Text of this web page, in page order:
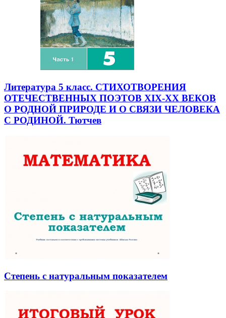
Литература 5 класс. СТИХОТВОРЕНИЯ
ОТЕЧЕСТВЕННЫХ ПОЭТОВ XIX-XX ВЕКОВ
О РОДНОЙ ПРИРОДЕ И О СВЯЗИ ЧЕЛОВЕКА
С РОДИНОЙ. Тютчев
Степень с натуральным показателем